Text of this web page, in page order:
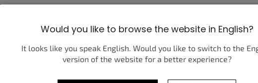
Would you like to browse the website in English?
It looks like you speak English. Would you like to switch to the
version of the website for a better experience?